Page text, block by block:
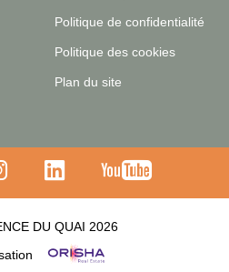
Politique de confidentialité
Politique des cookies
Plan du site
DU QUAI 2026